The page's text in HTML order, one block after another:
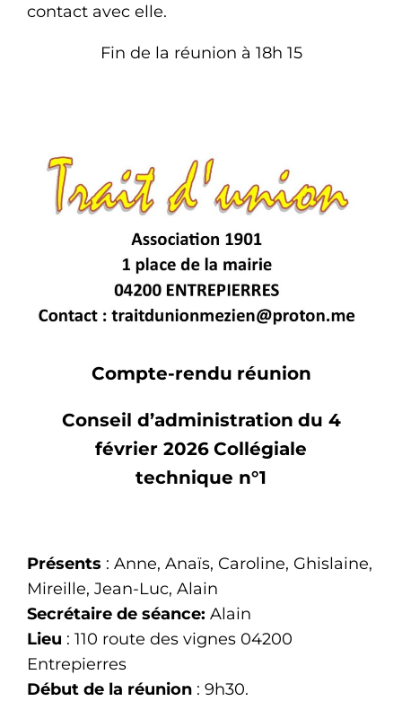
contact avec elle.
Fin de la réunion à 18h 15
Compte-rendu réunion
Conseil d’administration du 4
février 2026 Collégiale
technique n°1
Présents : Anne, Anaïs, Caroline, Ghislaine,
Mireille, Jean-Luc, Alain
Secrétaire de séance: Alain
Lieu : 110 route des vignes 04200
Entrepierres
Début de la réunion : 9h30.